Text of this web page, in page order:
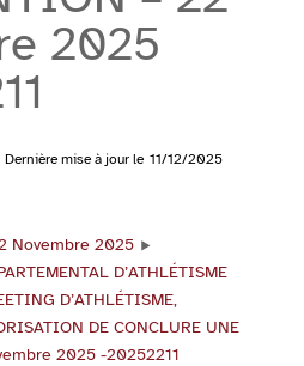
2025
Dernière mise à jour le 11/12/2025
Novembre 2025
D’ATHLÉTISME
D’ATHLÉTISME,
DE CONCLURE UNE
2025 -20252211